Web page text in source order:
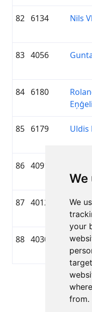
We
We
your
from.
82 6134 Nils
83 4056
84 6180
85 6179 Uldis
86 4091
87 4012 Alda
88 4030
KITIJA